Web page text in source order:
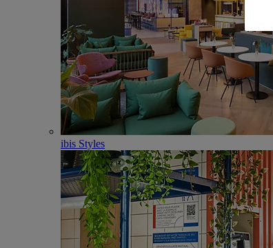
ibis Styles